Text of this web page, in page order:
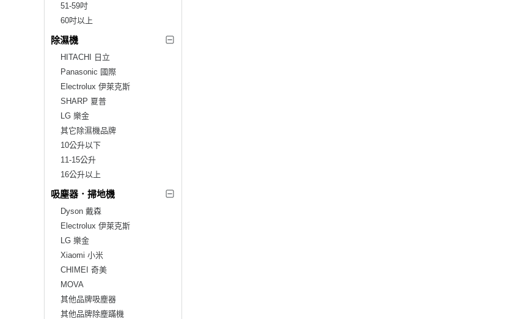
51-59吋
60吋以上
除濕機
HITACHI 日立
Panasonic 國際
Electrolux 伊萊克斯
SHARP 夏普
LG 樂金
其它除濕機品牌
10公升以下
11-15公升
16公升以上
吸塵器．掃地機
Dyson 戴森
Electrolux 伊萊克斯
LG 樂金
Xiaomi 小米
CHIMEI 奇美
MOVA
其他品牌吸塵器
其他品牌除塵蹣機